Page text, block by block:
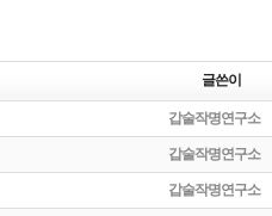
글쓴이
갑술작명연구소
갑술작명연구소
갑술작명연구소